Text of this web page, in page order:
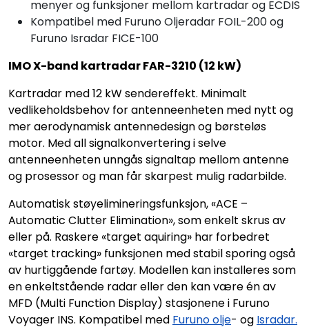
menyer og funksjoner mellom kartradar og ECDIS
Kompatibel med Furuno Oljeradar FOIL-200 og
Furuno Isradar FICE-100
IMO X-band kartradar FAR-3210 (12 kW)
Kartradar med 12 kW sendereffekt. Minimalt
vedlikeholdsbehov for antenneenheten med nytt og
mer aerodynamisk antennedesign og børsteløs
motor. Med all signalkonvertering i selve
antenneenheten unngås signaltap mellom antenne
og prosessor og man får skarpest mulig radarbilde.
Automatisk støyelimineringsfunksjon, «ACE –
Automatic Clutter Elimination», som enkelt skrus av
eller på. Raskere «target aquiring» har forbedret
«target tracking» funksjonen med stabil sporing også
av hurtiggående fartøy. Modellen kan installeres som
en enkeltstående radar eller den kan være én av
MFD (Multi Function Display) stasjonene i Furuno
Voyager INS. Kompatibel med Furuno olje- og Isradar.